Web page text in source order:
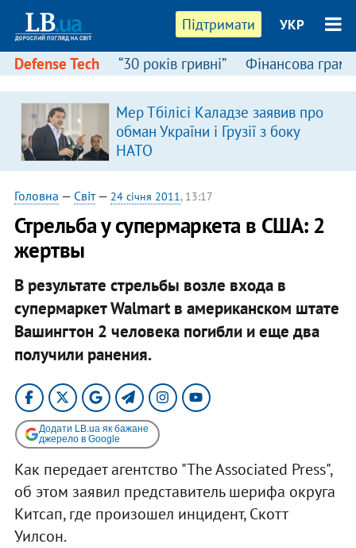
Підтримати УКР
Defense Tech “30 років гривні” Фінансова
Мер Тбілісі Каладзе заявив про
обман України і Грузії з боку
НАТО
Головна — Світ— 24 січня 2011, 13:17
Стрельба у супермаркета в США: 2
жертвы
В результате стрельбы возле входа в
супермаркет Walmart в американском штате
Вашингтон 2 человека погибли и еще два
получили ранения.​
Додати LB.ua як бажане
джерело в Google
Как передает агентство "The Associated Press",
об этом заявил представитель шерифа округа
Китсап, где произошел инцидент, Скотт
Уилсон.